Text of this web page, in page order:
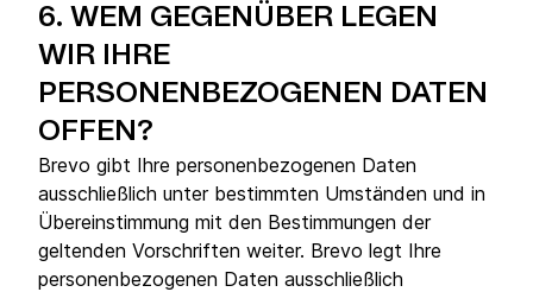
6. WEM GEGENÜBER LEGEN
WIR IHRE
PERSONENBEZOGENEN DATEN
OFFEN?
Brevo gibt Ihre personenbezogenen Daten
ausschließlich unter bestimmten Umständen und in
Übereinstimmung mit den Bestimmungen der
geltenden Vorschriften weiter. Brevo legt Ihre
personenbezogenen Daten ausschließlich